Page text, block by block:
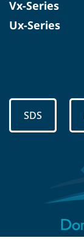
Vx-Series
Ux-Series
SDS